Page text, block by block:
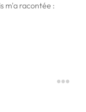
m'a racontée :